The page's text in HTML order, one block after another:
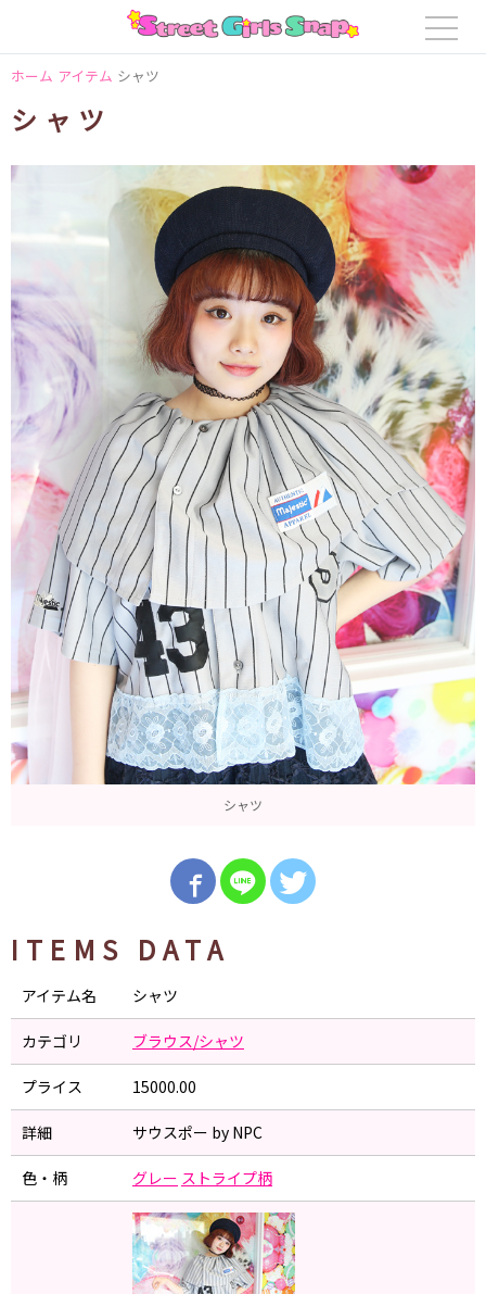
ホーム アイテム シャツ
シャツ
シャツ
ITEMS DATA
アイテム名 シャツ
カテゴリ ブラウス/シャツ
プライス 15000.00
詳細 サウスポー by NPC
色・柄 グレー ストライプ柄